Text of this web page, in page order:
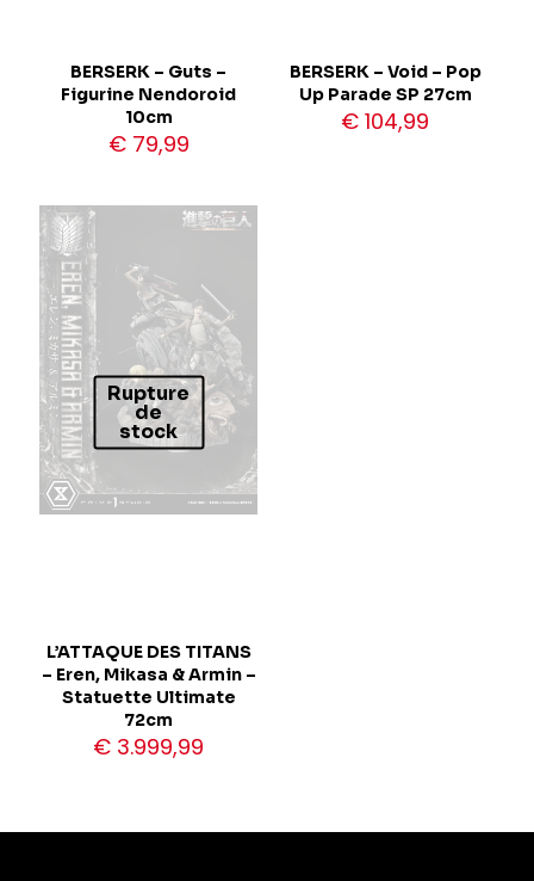
BERSERK – Guts –
Figurine Nendoroid
10cm
€79,99
BERSERK – Void – Pop
Up Parade SP 27cm
€ 104,99
Rupture
de
stock
L’ATTAQUE DES TITANS
– Eren, Mikasa & Armin –
Statuette Ultimate
72cm
€ 3.999,99